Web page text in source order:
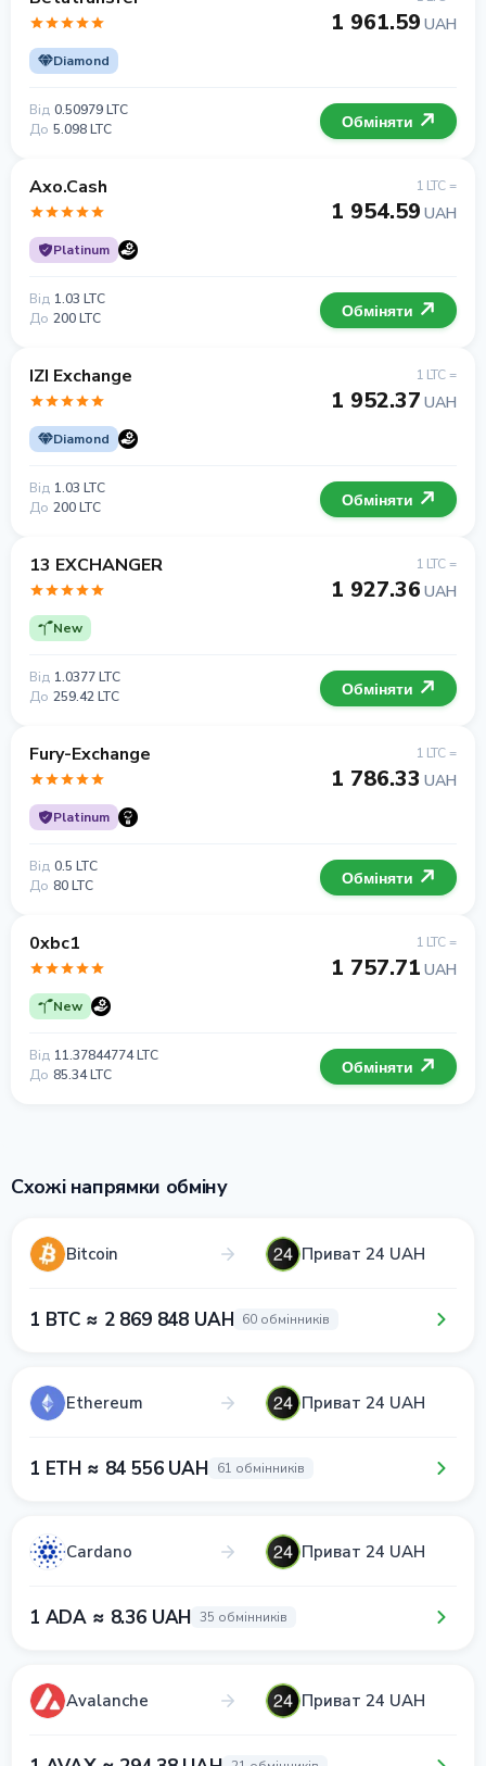
Diamond
1 961.59 UAH
Від 0.50979 LTC
До 5.098 LTC Обміняти
Axo.Cash
Platinum
1 LTC =
1 954.59 UAH
Від 1.03 LTC
До 200 LTC Обміняти
IZI Exchange
Diamond
1 LTC =
1 952.37 UAH
Від 1.03 LTC
До 200 LTC Обміняти
13 EXCHANGER
New
1 LTC =
1 927.36 UAH
Від 1.0377 LTC
До 259.42 LTC Обміняти
Fury-Exchange
Platinum
1 LTC =
1 786.33 UAH
Від 0.5 LTC
До 80 LTC Обміняти
0xbc1
New
1 LTC =
1 757.71 UAH
Від 11.37844774 LTC
До 85.34 LTC Обміняти
Схожі напрямки обміну
Bitcoin Приват 24 UAH
1 BTC ≈ 2 869 848 UAH 60 обмінників
Ethereum Приват 24 UAH
1 ETH ≈ 84 556 UAH 61 обмінників
Cardano Приват 24 UAH
1 ADA ≈ 8.36 UAH 35 обмінників
Avalanche Приват 24 UAH